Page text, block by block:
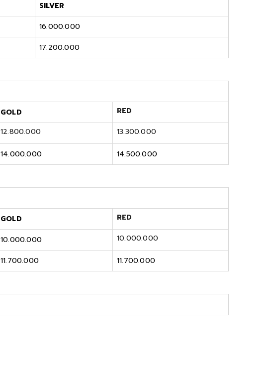
SILVER
16.000.000
17.200.000
GOLD RED
12.800.000 13.300.000
14.000.000 14.500.000
GOLD RED
10.000.000 10.000.000
11.700.000 11.700.000